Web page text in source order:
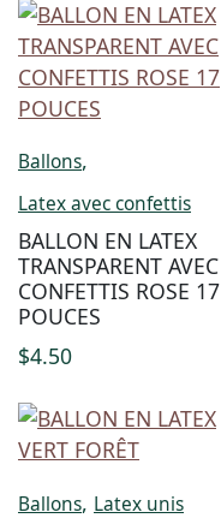
Ballons,
Latex avec confettis
BALLON EN LATEX
TRANSPARENT AVEC
CONFETTIS ROSE 17
POUCES
$4.50
Ballons, Latex unis